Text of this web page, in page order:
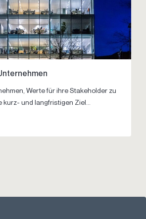
Werte für ihre Stakeholder zu
und langfristigen Ziel...